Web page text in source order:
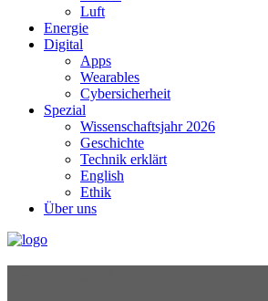
Luft
Energie
Digital
Apps
Wearables
Cybersicherheit
Spezial
Wissenschaftsjahr 2026
Geschichte
Technik erklärt
English
Ethik
Über uns